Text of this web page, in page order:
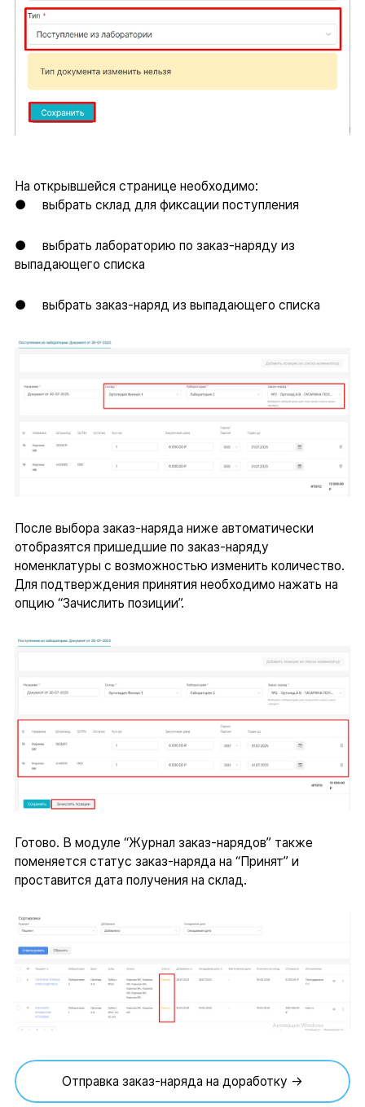
На открывшейся странице необходимо:
● выбрать склад для фиксации поступления
● выбрать лабораторию по заказ-наряду из
выпадающего списка
● выбрать заказ-наряд из выпадающего списка
После выбора заказ-наряда ниже автоматически
отобразятся пришедшие по заказ-наряду
номенклатуры с возможностью изменить количество.
Для подтверждения принятия необходимо нажать на
опцию “Зачислить позиции”.
Готово. В модуле “Журнал заказ-нарядов” также
поменяется статус заказ-наряда на “Принят” и
проставится дата получения на склад.
Отправка заказ-наряда на доработку →